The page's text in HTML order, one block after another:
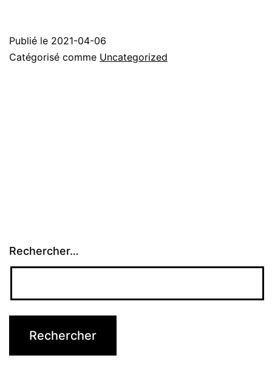
Publié le 2021-04-06
Catégorisé comme Uncategorized
Rechercher…